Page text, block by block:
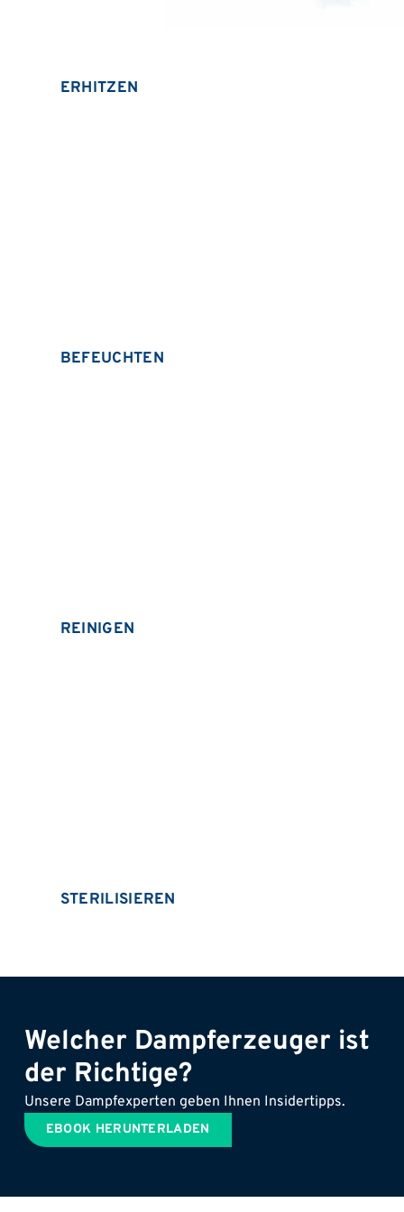
ERHITZEN
BEFEUCHTEN
REINIGEN
STERILISIEREN
Welcher Dampferzeuger ist
der Richtige?
Unsere Dampfexperten geben Ihnen Insidertipps.
EBOOK HERUNTERLADEN